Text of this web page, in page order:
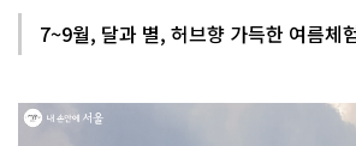
7~9월, 달과 별, 허브향 가득한 여름체